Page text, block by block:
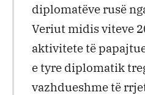
diplomatëve rusë
Veriut midis viteve
aktivitete të
e tyre diplomatik
vazhdueshme të